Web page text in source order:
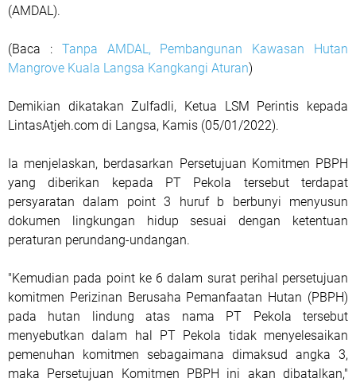
(AMDAL).
(Baca : Tanpa AMDAL, Pembangunan Kawasan Hutan
Mangrove Kuala Langsa Kangkangi Aturan)
Demikian dikatakan Zulfadli, Ketua LSM Perintis kepada
LintasAtjeh.com di Langsa, Kamis (05/01/2022).
Ia menjelaskan, berdasarkan Persetujuan Komitmen PBPH
yang diberikan kepada PT Pekola tersebut terdapat
persyaratan dalam point 3 huruf b berbunyi menyusun
dokumen lingkungan hidup sesuai dengan ketentuan
peraturan perundang-undangan.
"Kemudian pada point ke 6 dalam surat perihal persetujuan
komitmen Perizinan Berusaha Pemanfaatan Hutan (PBPH)
pada hutan lindung atas nama PT Pekola tersebut
menyebutkan dalam hal PT Pekola tidak menyelesaikan
pemenuhan komitmen sebagaimana dimaksud angka 3,
maka Persetujuan Komitmen PBPH ini akan dibatalkan,"